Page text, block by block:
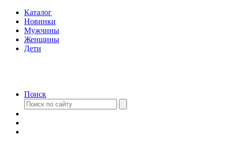
Каталог
Новинки
Мужчины
Женщины
Дети
Поиск